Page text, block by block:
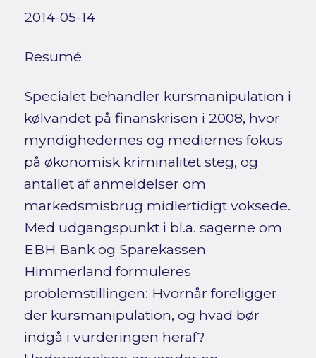
2014-05-14
Resumé
Specialet behandler kursmanipulation i
kølvandet på finanskrisen i 2008, hvor
myndighedernes og mediernes fokus
på økonomisk kriminalitet steg, og
antallet af anmeldelser om
markedsmisbrug midlertidigt voksede.
Med udgangspunkt i bl.a. sagerne om
EBH Bank og Sparekassen
Himmerland formuleres
problemstillingen: Hvornår foreligger
der kursmanipulation, og hvad bør
indgå i vurderingen heraf?